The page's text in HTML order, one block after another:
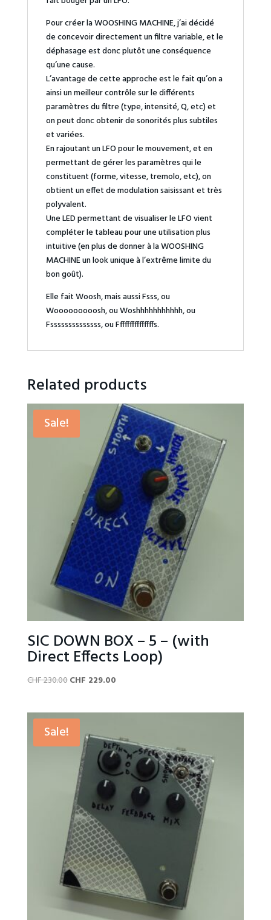
Pour créer la WOOSHING MACHINE, j’ai décidé
de concevoir directement un filtre variable, et le
déphasage est donc plutôt une conséquence
qu’une cause.
L’avantage de cette approche est le fait qu’on a
ainsi un meilleur contrôle sur le différents
paramètres du filtre (type, intensité, Q, etc) et
on peut donc obtenir de sonorités plus subtiles
et variées.
En rajoutant un LFO pour le mouvement, et en
permettant de gérer les paramètres qui le
constituent (forme, vitesse, tremolo, etc), on
obtient un effet de modulation saisissant et très
polyvalent.
Une LED permettant de visualiser le LFO vient
compléter le tableau pour une utilisation plus
intuitive (en plus de donner à la WOOSHING
MACHINE un look unique à l’extrême limite du
bon goût).
Elle fait Woosh, mais aussi Fsss, ou
Wooooooooosh, ou Woshhhhhhhhhhh, ou
Fssssssssssssss, ou Fffffffffffffffs.
Related products
Sale!
SIC DOWN BOX – 5 – (with
Direct Effects Loop)
CHF230.00Original
CHF 230.00.
CHF 229.00Current
Sale!